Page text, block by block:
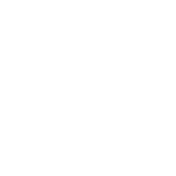
את השפיות עד שישלמו. עדיף